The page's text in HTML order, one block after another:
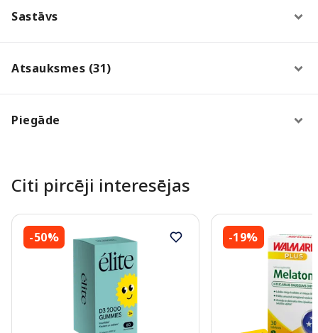
Sastāvs
Atsauksmes (31)
Piegāde
Citi pircēji interesējas
-50% -19%